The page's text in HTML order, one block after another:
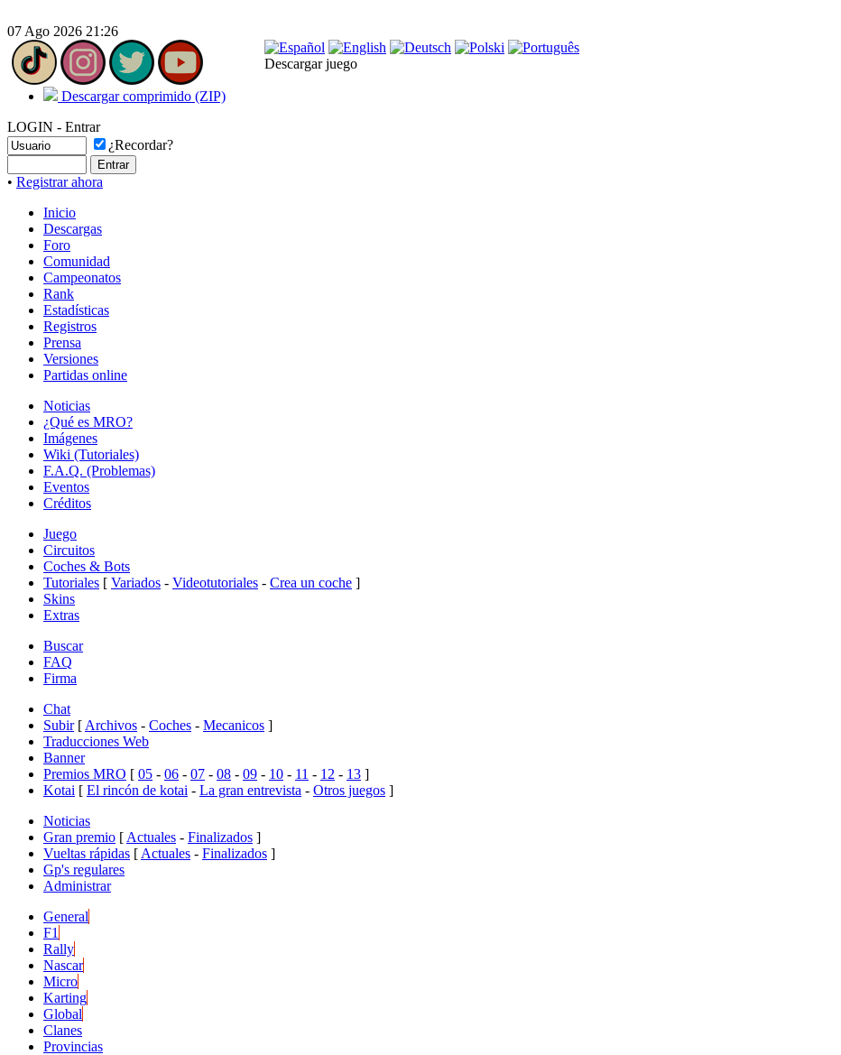
07 Ago 2026 21:26
Descargar juego
Descargar comprimido (ZIP)
LOGIN - Entrar
¿Recordar?
• Registrar ahora
Inicio
Descargas
Foro
Comunidad
Campeonatos
Rank
Estadísticas
Registros
Prensa
Versiones
Partidas online
Noticias
¿Qué es MRO?
Imágenes
Wiki (Tutoriales)
F.A.Q. (Problemas)
Eventos
Créditos
Juego
Circuitos
Coches & Bots
Tutoriales [ Variados - Videotutoriales - Crea un coche ]
Skins
Extras
Buscar
FAQ
Firma
Chat
Subir [ Archivos - Coches - Mecanicos ]
Traducciones Web
Banner
Premios MRO [ 05 - 06 - 07 - 08 - 09 - 10 - 11 - 12 - 13 ]
Kotai [ El rincón de kotai - La gran entrevista - Otros juegos ]
Noticias
Gran premio [ Actuales - Finalizados ]
Vueltas rápidas [ Actuales - Finalizados ]
Gp's regulares
Administrar
General
F1
Rally
Nascar
Micro
Karting
Global
Clanes
Provincias